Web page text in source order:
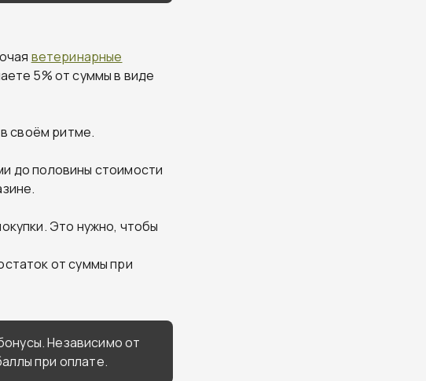
ветеринарные
5% от суммы в виде
своём ритме.
до половины стоимости
Это нужно, чтобы
от суммы при
Независимо от
при оплате.